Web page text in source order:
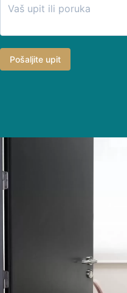
Pošaljite upit